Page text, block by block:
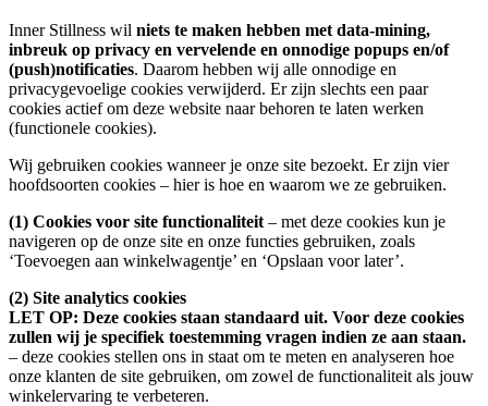
Inner Stillness wil niets te maken hebben met data-mining,
inbreuk op privacy en vervelende en onnodige popups en/of
(push)notificaties. Daarom hebben wij alle onnodige en
privacygevoelige cookies verwijderd. Er zijn slechts een paar
cookies actief om deze website naar behoren te laten werken
(functionele cookies).
Wij gebruiken cookies wanneer je onze site bezoekt. Er zijn vier
hoofdsoorten cookies – hier is hoe en waarom we ze gebruiken.
(1) Cookies voor site functionaliteit – met deze cookies kun je
navigeren op de onze site en onze functies gebruiken, zoals
‘Toevoegen aan winkelwagentje’ en ‘Opslaan voor later’.
(2) Site analytics cookies
LET OP: Deze cookies staan standaard uit. Voor deze cookies
zullen wij je specifiek toestemming vragen indien ze aan staan.
– deze cookies stellen ons in staat om te meten en analyseren hoe
onze klanten de site gebruiken, om zowel de functionaliteit als jouw
winkelervaring te verbeteren.